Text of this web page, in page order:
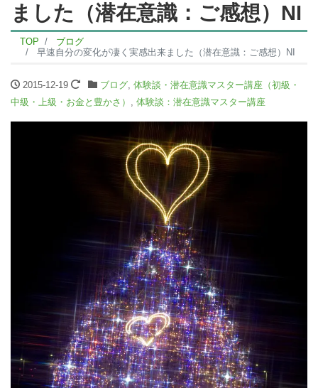
ました（潜在意識：ご感想）NI
TOP
ブログ
早速自分の変化が凄く実感出来ました（潜在意識：ご感想）NI
2015-12-19 ブログ, 体験談・潜在意識マスター講座（初級・
中級・上級・お金と豊かさ）
体験談：潜在意識マスター講座